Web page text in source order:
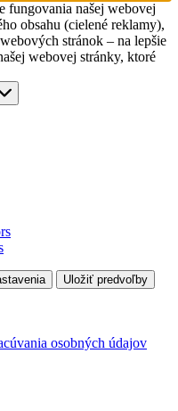
fungovania našej webovej
obsahu (cielené reklamy),
stránok – na lepšie
webovej stránky, ktoré
Uložiť predvoľby
osobných údajov